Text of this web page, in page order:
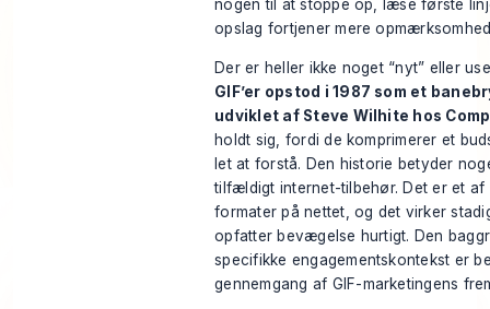
nogen til at stoppe op, læse første
opslag fortjener mere
Der er heller ikke noget “nyt” eller
GIF’er opstod i 1987 som et
udviklet af Steve Wilhite hos
holdt sig, fordi de komprimerer et
let at forstå. Den historie betyder
tilfældigt internet-tilbehør. Det er et
formater på nettet, og det virker
opfatter bevægelse hurtigt. Den
specifikke engagementskontekst er
gennemgang af GIF-marketingens